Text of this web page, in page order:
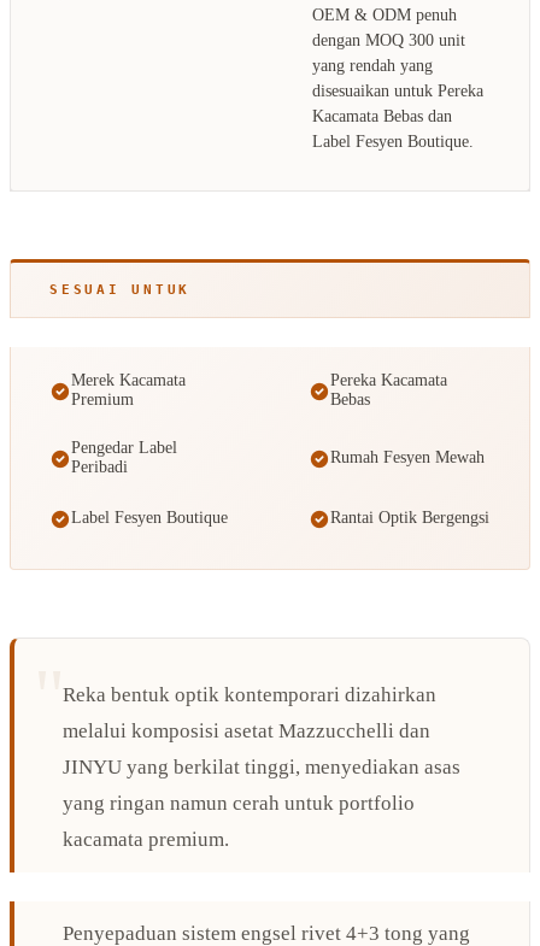
OEM & ODM penuh
dengan MOQ 300 unit
yang rendah yang
disesuaikan untuk Pereka
Kacamata Bebas dan
Label Fesyen Boutique.
SESUAI UNTUK
Merek Kacamata
Premium
Pereka Kacamata
Bebas
Pengedar Label
Peribadi
Rumah Fesyen Mewah
Label Fesyen Boutique Rantai Optik Bergengsi
Reka bentuk optik kontemporari dizahirkan
melalui komposisi asetat Mazzucchelli dan
JINYU yang berkilat tinggi, menyediakan asas
yang ringan namun cerah untuk portfolio
kacamata premium.
Penyepaduan sistem engsel rivet 4+3 tong yang